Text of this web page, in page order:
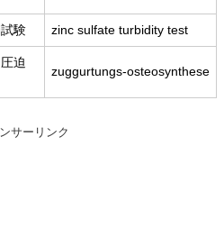
験 zinc sulfate turbidity test
迫
zuggurtungs-osteosynthese
サーリンク